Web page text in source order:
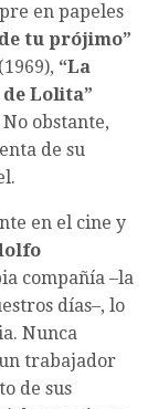
en papeles
tu prójimo”
(1969), “La
Lolita”
obstante,
de su
en el cine y
compañía –la
días–, lo
Nunca
trabajador
de sus